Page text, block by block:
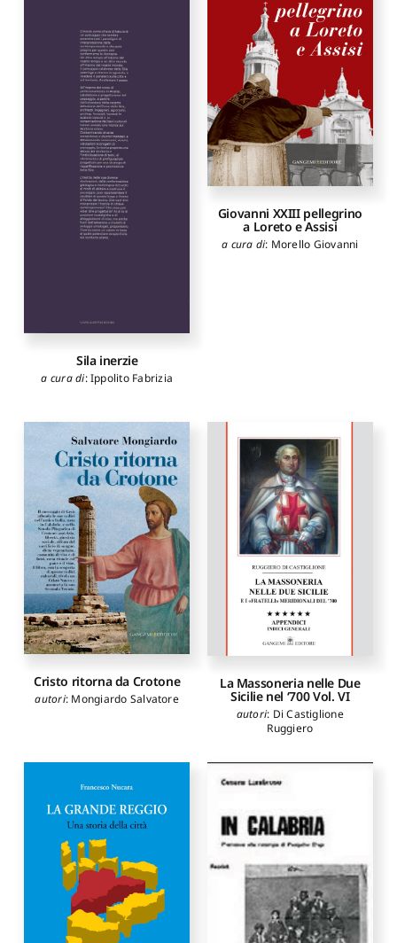
Sila inerzie
a cura di:Ippolito Fabrizia
Giovanni XXIII pellegrino
a Loreto e Assisi
a cura di: Morello Giovanni
Cristo ritorna da Crotone
autori: Mongiardo Salvatore
La Massoneria nelle Due
Sicilie nel ‘700 Vol. VI
autori: Di Castiglione
Ruggiero